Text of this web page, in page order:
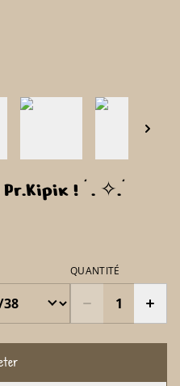
! * . ✧.*
QUANTITÉ